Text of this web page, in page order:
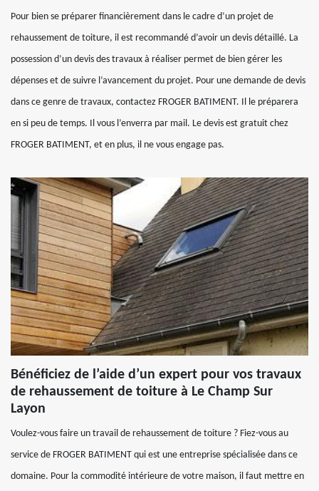
Pour bien se préparer financièrement dans le cadre d’un projet de
rehaussement de toiture, il est recommandé d’avoir un devis détaillé. La
possession d’un devis des travaux à réaliser permet de bien gérer les
dépenses et de suivre l’avancement du projet. Pour une demande de devis
dans ce genre de travaux, contactez FROGER BATIMENT. Il le préparera
en si peu de temps. Il vous l’enverra par mail. Le devis est gratuit chez
FROGER BATIMENT, et en plus, il ne vous engage pas.
Bénéficiez de l’aide d’un expert pour vos travaux
de rehaussement de toiture à Le Champ Sur
Layon
Voulez-vous faire un travail de rehaussement de toiture ? Fiez-vous au
service de FROGER BATIMENT qui est une entreprise spécialisée dans ce
domaine. Pour la commodité intérieure de votre maison, il faut mettre en